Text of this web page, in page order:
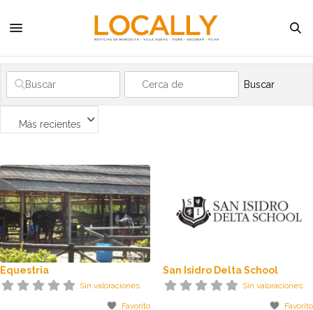
Buscar
Más recientes
Equestria
Sin valoraciones
Favorito
San Isidro Delta School
Sin valoraciones
Favorito